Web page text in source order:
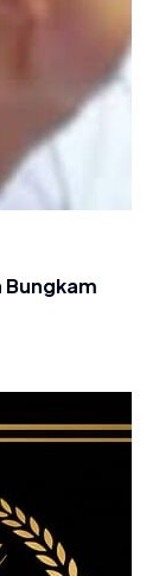
Bungkam